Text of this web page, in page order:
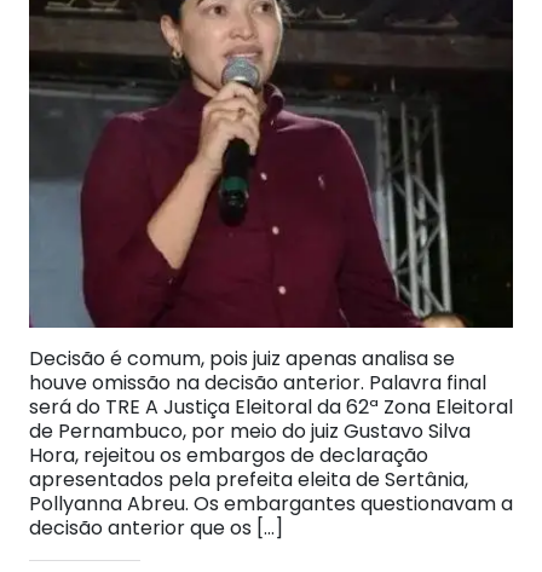
Decisão é comum, pois juiz apenas analisa se
houve omissão na decisão anterior. Palavra final
será do TRE A Justiça Eleitoral da 62ª Zona Eleitoral
de Pernambuco, por meio do juiz Gustavo Silva
Hora, rejeitou os embargos de declaração
apresentados pela prefeita eleita de Sertânia,
Pollyanna Abreu. Os embargantes questionavam a
decisão anterior que os […]